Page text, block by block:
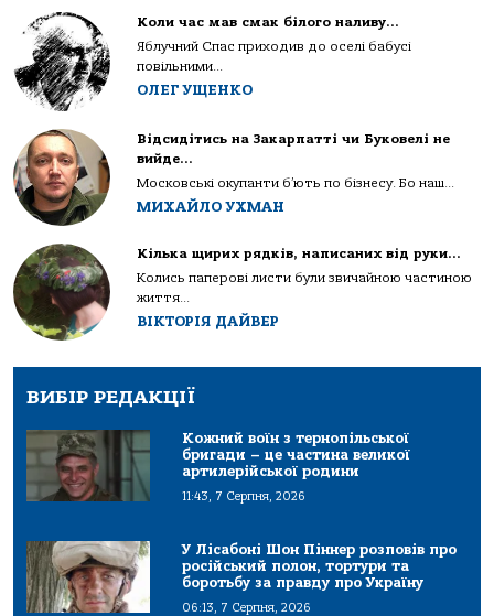
Коли час мав смак білого наливу…
Яблучний Спас приходив до оселі бабусі
повільними...
ОЛЕГ УЩЕНКО
Відсидітись на Закарпатті чи Буковелі не
вийде…
Московські окупанти б’ють по бізнесу. Бо наш...
МИХАЙЛО УХМАН
Кілька щирих рядків, написаних від руки…
Колись паперові листи були звичайною частиною
життя...
ВІКТОРІЯ ДАЙВЕР
ВИБІР РЕДАКЦІЇ
Кожний воїн з тернопільської
бригади – це частина великої
артилерійської родини
11:43, 7 Серпня, 2026
У Лісабоні Шон Піннер розповів про
російський полон, тортури та
боротьбу за правду про Україну
06:13, 7 Серпня, 2026